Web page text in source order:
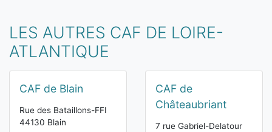
LES AUTRES CAF DE LOIRE-
ATLANTIQUE
CAF de Blain
Rue des Bataillons-FFI
44130 Blain
CAF de
Châteaubriant
7 rue Gabriel-Delatour